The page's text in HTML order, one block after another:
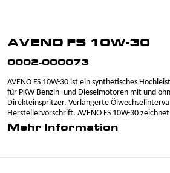
AVENO FS 10W-30
0002-000073
AVENO FS 10W-30 ist ein synthetisches
für PKW Benzin- und Dieselmotoren mit und
Direkteinspritzer. Verlängerte
Herstellervorschrift. AVENO FS 10W-30
Mehr Information